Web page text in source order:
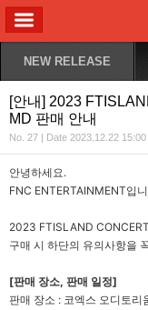
NEW RELEASE
[안내] 2023
MD 판매 안내
No. 27 | Date 2023.12.22 15:00
안녕하세요.
FNC ENTERTAINMENT입
2023 FTISLAND CONCERT
구매 시 하단의 유의사항을
[판매 장소, 판매 일정]
판매 장소 : 코엑스 오디토리